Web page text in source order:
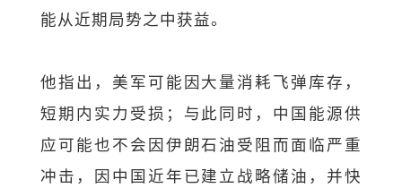
能从近期局势之中获益。
他指出，美军可能因大量消耗飞弹库存，
短期内实力受损；与此同时，中国能源供
应可能也不会因伊朗石油受阻而面临严重
冲击，因中国近年已建立战略储油，并快